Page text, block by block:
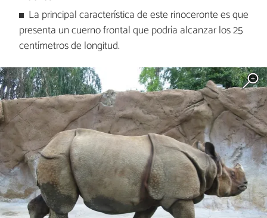
La principal característica de este rinoceronte es que
presenta un cuerno frontal que podría alcanzar los 25
centímetros de longitud.